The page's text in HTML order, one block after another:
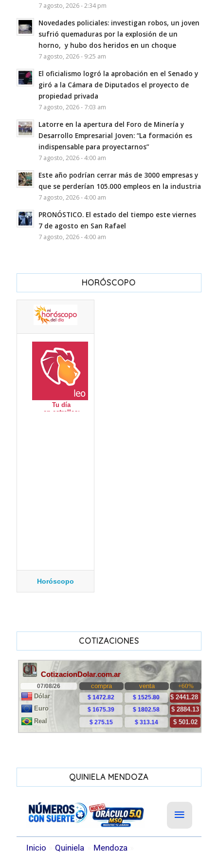
7 agosto, 2026 - 2:34 pm
Novedades policiales: investigan robos, un joven
sufrió quemaduras por la explosión de un
horno, y hubo dos heridos en un choque
7 agosto, 2026 - 9:25 am
El oficialismo logró la aprobación en el Senado y
giró a la Cámara de Diputados el proyecto de
propiedad privada
7 agosto, 2026 - 7:03 am
Latorre en la apertura del Foro de Minería y
Desarrollo Empresarial Joven: “La formación es
indispensable para proyectarnos”
7 agosto, 2026 - 4:00 am
Este año podrían cerrar más de 3000 empresas y
que se perderían 105.000 empleos en la industria
7 agosto, 2026 - 4:00 am
PRONÓSTICO. El estado del tiempo este viernes
7 de agosto en San Rafael
7 agosto, 2026 - 4:00 am
HORÓSCOPO
Horóscopo
COTIZACIONES
QUINIELA MENDOZA